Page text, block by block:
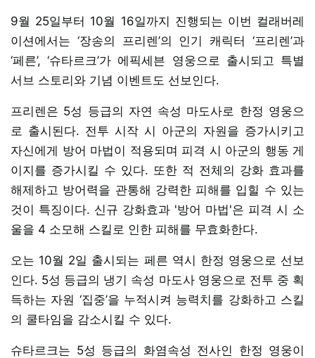
9월 25일부터 10월 16일까지 진행되는 이번 컬래버레
이션에서는 ‘장송의 프리렌’의 인기 캐릭터 ‘프리렌’과
‘페른’, ‘슈타르크’가 에픽세븐 영웅으로 출시되고 특별
서브 스토리와 기념 이벤트도 선보인다.
프리렌은 5성 등급의 자연 속성 마도사로 한정 영웅으
로 출시된다. 전투 시작 시 아군의 자원을 증가시키고
자신에게 방어 마법이 적용되며 피격 시 아군의 행동 게
이지를 증가시킬 수 있다. 또한 적 전체의 강화 효과를
해제하고 방어력을 관통해 강력한 피해를 입힐 수 있는
것이 특징이다. 신규 강화효과 '방어 마법'은 피격 시 소
울을 4 소모해 스킬로 인한 피해를 무효화한다.
오는 10월 2일 출시되는 페른 역시 한정 영웅으로 선보
인다. 5성 등급의 냉기 속성 마도사 영웅으로 전투 중 획
득하는 자원 ‘집중’을 누적시켜 능력치를 강화하고 스킬
의 쿨타임을 감소시킬 수 있다.
슈타르크는 5성 등급의 화염속성 전사인 한정 영웅이